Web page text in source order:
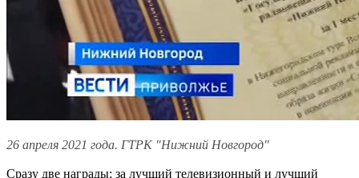
26 апреля 2021 года. ГТРК "Нижний Новгород"
Сразу две награды: за лучший телевизионный и лучший